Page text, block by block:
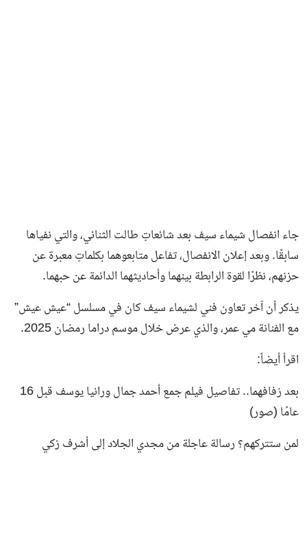
جاء انفصال شيماء سيف بعد شائعاتٍ طالت الثنائي، والتي نفياها
سابقًا. وبعد إعلان الانفصال، تفاعل متابعوهما بكلماتٍ معبرة عن
حزنهم، نظرًا لقوة الرابطة بينهما وأحاديثهما الدائمة عن حبهما.
يذكر أن آخر تعاون فني لشيماء سيف كان في مسلسل “عيش عيش”
مع الفنانة مي عمر، والذي عرض خلال موسم دراما رمضان 2025.
اقرأ أيضاً:
بعد زفافهما.. تفاصيل فيلم جمع أحمد جمال ورانيا يوسف قبل 16
عامًا (صور)
لمن ستتركهم؟ رسالة عاجلة من مجدي الجلاد إلى أشرف زكي